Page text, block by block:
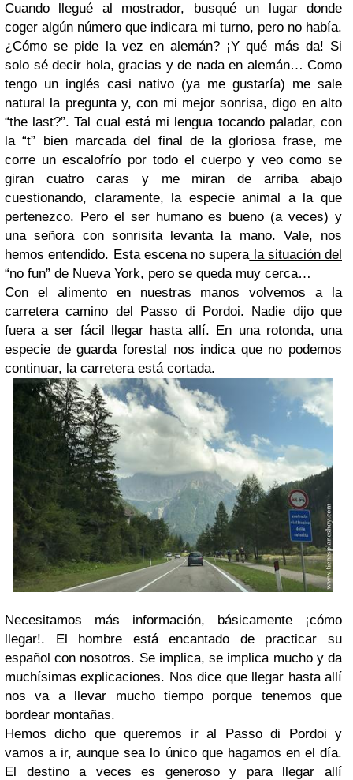
Cuando llegué al mostrador, busqué un lugar donde
coger algún número que indicara mi turno, pero no había.
¿Cómo se pide la vez en alemán? ¡Y qué más da! Si
solo sé decir hola, gracias y de nada en alemán… Como
tengo un inglés casi nativo (ya me gustaría) me sale
natural la pregunta y, con mi mejor sonrisa, digo en alto
“the last?”. Tal cual está mi lengua tocando paladar, con
la “t” bien marcada del final de la gloriosa frase, me
corre un escalofrío por todo el cuerpo y veo como se
giran cuatro caras y me miran de arriba abajo
cuestionando, claramente, la especie animal a la que
pertenezco. Pero el ser humano es bueno (a veces) y
una señora con sonrisita levanta la mano. Vale, nos
hemos entendido. Esta escena no superala situación del
“no fun” de Nueva York, pero se queda muy cerca…
Con el alimento en nuestras manos volvemos a la
carretera camino del Passo di Pordoi. Nadie dijo que
fuera a ser fácil llegar hasta allí. En una rotonda, una
especie de guarda forestal nos indica que no podemos
continuar, la carretera está cortada.
Necesitamos más información, básicamente ¡cómo
llegar!. El hombre está encantado de practicar su
español con nosotros. Se implica, se implica mucho y da
muchísimas explicaciones. Nos dice que llegar hasta allí
nos va a llevar mucho tiempo porque tenemos que
bordear montañas.
Hemos dicho que queremos ir al Passo di Pordoi y
vamos a ir, aunque sea lo único que hagamos en el día.
El destino a veces es generoso y para llegar allí